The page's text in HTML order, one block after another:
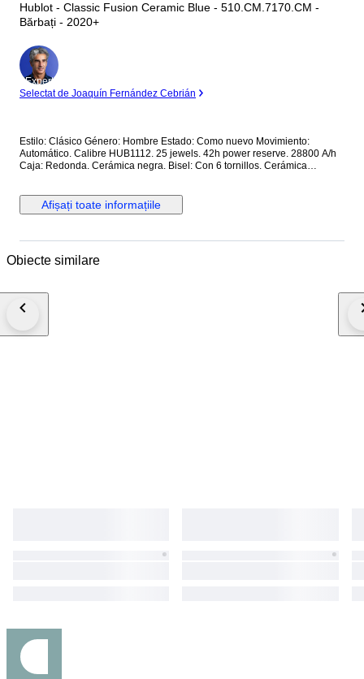
Hublot - Classic Fusion Ceramic Blue - 510.CM.7170.CM -
Bărbați - 2020+
Expert
Selectat de Joaquín Fernández Cebrián
Estilo: Clásico Género: Hombre Estado: Como nuevo Movimiento:
Automático. Calibre HUB1112. 25 jewels. 42h power reserve. 28800 A/h
Caja: Redonda. Cerámica negra. Bisel: Con 6 tornillos. Cerámica
central. Cristal: Zafiro. Plano. Antirreflejo. Correa: Cerámica Cierre: Con
logo. Con pulsadores. Deployante doble. Titanio Dimensiones: Diámetro
entre asas: 25.7 mm. Anchura cierre: 23.5 mm. Peso: 163 gr Resistencia
oficial de Hublot. Precio de tarifa (PVP): 10500€
Afișați toate informațiile
Obiecte similare